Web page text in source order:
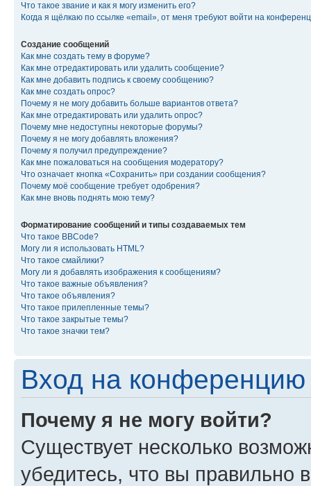
Что такое звание и как я могу изменить его?
Когда я щёлкаю по ссылке «email», от меня требуют войти на
Создание сообщений
Как мне создать тему в форуме?
Как мне отредактировать или удалить сообщение?
Как мне добавить подпись к своему сообщению?
Как мне создать опрос?
Почему я не могу добавить больше вариантов ответа?
Как мне отредактировать или удалить опрос?
Почему мне недоступны некоторые форумы?
Почему я не могу добавлять вложения?
Почему я получил предупреждение?
Как мне пожаловаться на сообщения модератору?
Что означает кнопка «Сохранить» при создании сообщения?
Почему моё сообщение требует одобрения?
Как мне вновь поднять мою тему?
Форматирование сообщений и типы создаваемых тем
Что такое BBCode?
Могу ли я использовать HTML?
Что такое смайлики?
Могу ли я добавлять изображения к сообщениям?
Что такое важные объявления?
Что такое объявления?
Что такое прилепленные темы?
Что такое закрытые темы?
Что такое значки тем?
Вход на конференцию
Почему я не могу войти?
Существует несколько
убедитесь, что вы правильно